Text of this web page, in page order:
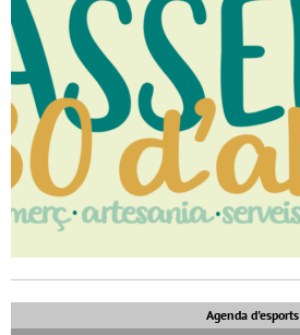
Agenda d'esports